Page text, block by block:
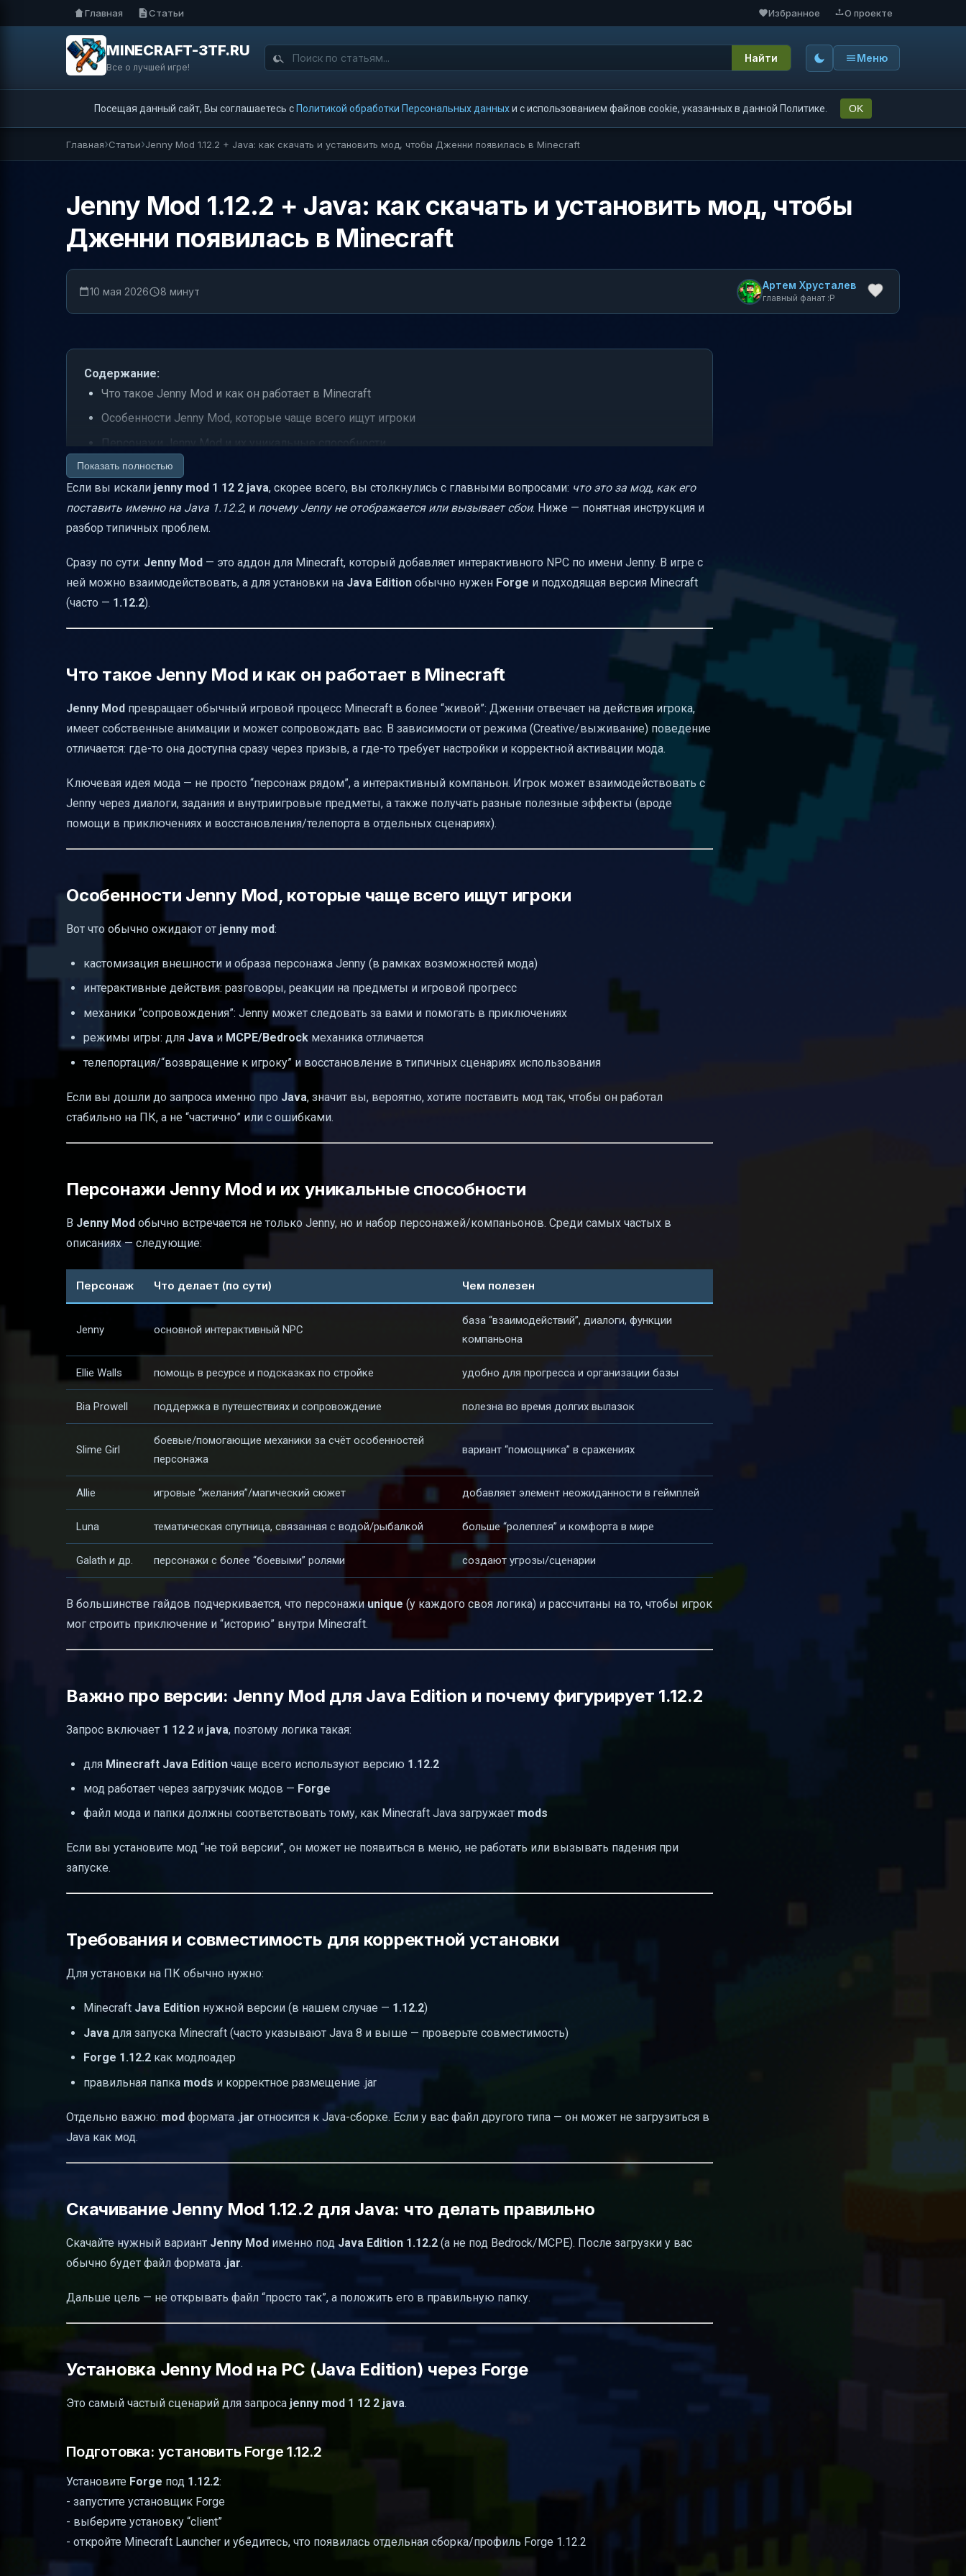
Главная Статьи Избранное О проекте
MINECRAFT-3TF.RU
Все о лучшей игре!
Найти Меню
Посещая данный сайт, Вы соглашаетесь с Политикой обработки Персональных данныхи с использованием файлов cookie, указанных в данной Политике. OK
Главная Статьи Jenny Mod 1.12.2 + Java: как скачать и установить мод, чтобы Дженни появилась в Minecraft
Jenny Mod 1.12.2 + Java: как скачать и установить мод, чтобы
Дженни появилась в Minecraft
10 мая 2026 8 минут Артем Хрусталев
главный фанат :P
Содержание:
Что такое Jenny Mod и как он работает в Minecraft
Особенности Jenny Mod, которые чаще всего ищут игроки
Персонажи Jenny Mod и их уникальные способности
Важно про версии: Jenny Mod для Java Edition и почему фигурирует 1.12.2
Требования и совместимость для корректной установки
Скачивание Jenny Mod 1.12.2 для Java: что делать правильно
Установка Jenny Mod на мобильные устройства (MCPE/Bedrock): где чаще всего путаются
Разница между Java Edition и MCPE/Bedrock Edition в контексте Jenny Mod
Что делает Forge в установке Jenny Mod
Почему Jenny Mod улучшает игровой процесс Minecraft
Показать полностью
Если вы искали jenny mod 1 12 2 java, скорее всего, вы столкнулись с главными вопросами: что это за мод, как его
поставить именно на Java 1.12.2, и почему Jenny не отображается или вызывает сбои. Ниже — понятная инструкция и
разбор типичных проблем.
Сразу по сути: Jenny Mod — это аддон для Minecraft, который добавляет интерактивного NPC по имени Jenny. В игре с
ней можно взаимодействовать, а для установки на Java Edition обычно нужен Forge и подходящая версия Minecraft
(часто — 1.12.2).
Что такое Jenny Mod и как он работает в Minecraft
Jenny Mod превращает обычный игровой процесс Minecraft в более “живой”: Дженни отвечает на действия игрока,
имеет собственные анимации и может сопровождать вас. В зависимости от режима (Creative/выживание) поведение
отличается: где-то она доступна сразу через призыв, а где-то требует настройки и корректной активации мода.
Ключевая идея мода — не просто “персонаж рядом”, а интерактивный компаньон. Игрок может взаимодействовать с
Jenny через диалоги, задания и внутриигровые предметы, а также получать разные полезные эффекты (вроде
помощи в приключениях и восстановления/телепорта в отдельных сценариях).
Особенности Jenny Mod, которые чаще всего ищут игроки
Вот что обычно ожидают от jenny mod:
кастомизация внешности и образа персонажа Jenny (в рамках возможностей мода)
интерактивные действия: разговоры, реакции на предметы и игровой прогресс
механики “сопровождения”: Jenny может следовать за вами и помогать в приключениях
режимы игры: для Java и MCPE/Bedrock механика отличается
телепортация/“возвращение к игроку” и восстановление в типичных сценариях использования
Если вы дошли до запроса именно про Java, значит вы, вероятно, хотите поставить мод так, чтобы он работал
стабильно на ПК, а не “частично” или с ошибками.
Персонажи Jenny Mod и их уникальные способности
В Jenny Mod обычно встречается не только Jenny, но и набор персонажей/компаньонов. Среди самых частых в
описаниях — следующие:
Персонаж Что делает (по сути) Чем полезен
Jenny основной интерактивный NPC
база “взаимодействий”, диалоги, функции
компаньона
Ellie Walls помощь в ресурсе и подсказках по стройке удобно для прогресса и организации базы
Bia Prowell поддержка в путешествиях и сопровождение полезна во время долгих вылазок
Slime Girl
боевые/помогающие механики за счёт особенностей
персонажа
вариант “помощника” в сражениях
Allie игровые “желания”/магический сюжет добавляет элемент неожиданности в геймплей
Luna тематическая спутница, связанная с водой/рыбалкой больше “ролеплея” и комфорта в мире
Galath и др. персонажи с более “боевыми” ролями создают угрозы/сценарии
В большинстве гайдов подчеркивается, что персонажиunique (у каждого своя логика) и рассчитаны на то, чтобы игрок
мог строить приключение и “историю” внутри Minecraft.
Важно про версии: Jenny Mod для Java Edition и почему фигурирует 1.12.2
Запрос включает 1 12 2 и java, поэтому логика такая:
для Minecraft Java Edition чаще всего используют версию 1.12.2
мод работает через загрузчик модов — Forge
файл мода и папки должны соответствовать тому, как Minecraft Java загружает mods
Если вы установите мод “не той версии”, он может не появиться в меню, не работать или вызывать падения при
запуске.
Требования и совместимость для корректной установки
Для установки на ПК обычно нужно:
Minecraft Java Edition нужной версии (в нашем случае — 1.12.2)
Java для запуска Minecraft (часто указывают Java 8 и выше — проверьте совместимость)
Forge 1.12.2 как модлоадер
правильная папка mods и корректное размещение .jar
Отдельно важно: mod формата .jar относится к Java-сборке. Если у вас файл другого типа — он может не загрузиться в
Java как мод.
Скачивание Jenny Mod 1.12.2 для Java: что делать правильно
Скачайте нужный вариант Jenny Mod именно под Java Edition 1.12.2 (а не под Bedrock/MCPE). После загрузки у вас
обычно будет файл формата .jar.
Дальше цель — не открывать файл “просто так”, а положить его в правильную папку.
Установка Jenny Mod на PC (Java Edition) через Forge
Это самый частый сценарий для запроса jenny mod 1 12 2 java.
Подготовка: установить Forge 1.12.2
Установите Forge под 1.12.2:
- запустите установщик Forge
- выберите установку “client”
- откройте Minecraft Launcher и убедитесь, что появилась отдельная сборка/профиль Forge 1.12.2